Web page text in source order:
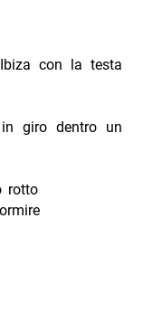
con la testa
giro dentro un
rotto